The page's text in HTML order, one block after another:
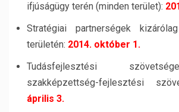
ifjúságügy terén (minden terület):
Stratégiai partnerségek
területén: 2014. október 1.
Tudásfejlesztési
szakképzettség-fejlesztési
április 3.